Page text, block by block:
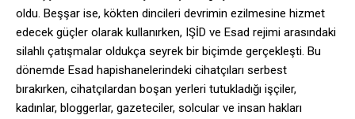
oldu. Beşşar ise, kökten dincileri devrimin ezilmesine hizmet
edecek güçler olarak kullanırken, IŞİD ve Esad rejimi arasındaki
silahlı çatışmalar oldukça seyrek bir biçimde gerçekleşti. Bu
dönemde Esad hapishanelerindeki cihatçıları serbest
bırakırken, cihatçılardan boşan yerleri tutukladığı işçiler,
kadınlar, bloggerlar, gazeteciler, solcular ve insan hakları